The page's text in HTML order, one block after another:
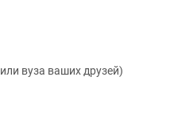
вуза ваших друзей)